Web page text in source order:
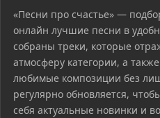
«Песни про счастье» —
онлайн лучшие песни в
собраны треки, которые
атмосферу категории, а
любимые композиции без
регулярно обновляется,
себя актуальные новинки и